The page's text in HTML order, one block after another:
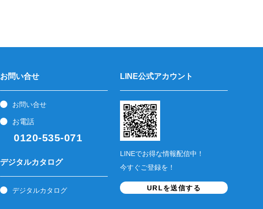
お問い合せ
お問い合せ
お電話
0120-535-071
デジタルカタログ
デジタルカタログ
LINE公式アカウント
LINEでお得な情報配信中！
今すぐご登録を！
URLを送信する